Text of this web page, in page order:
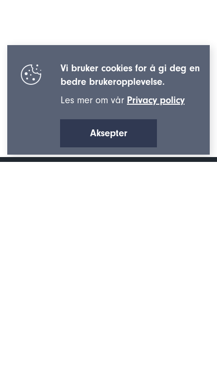
Vi bruker cookies for å gi deg en
bedre brukeropplevelse.
Les mer om vår Privacy policy
Aksepter